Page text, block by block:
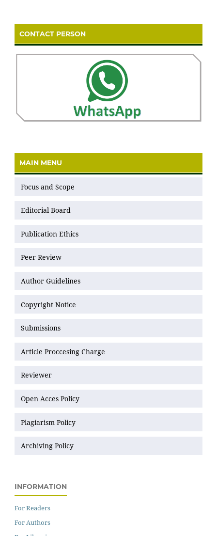
CONTACT PERSON
MAIN MENU
Focus and Scope
Editorial Board
Publication Ethics
Peer Review
Author Guidelines
Copyright Notice
Submissions
Article Proccesing Charge
Reviewer
Open Acces Policy
Plagiarism Policy
Archiving Policy
INFORMATION
For Readers
For Authors